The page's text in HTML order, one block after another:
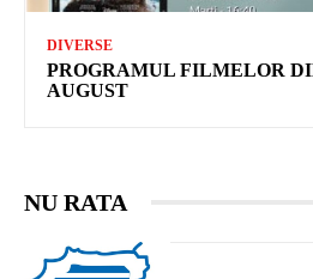
DIVERSE
PROGRAMUL FILMELOR
AUGUST
NU RATA